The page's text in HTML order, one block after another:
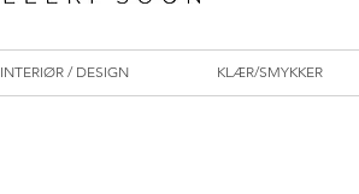
INTERIØR / DESIGN KLÆR/SMYKKER